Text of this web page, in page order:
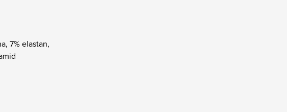
7% elastan,